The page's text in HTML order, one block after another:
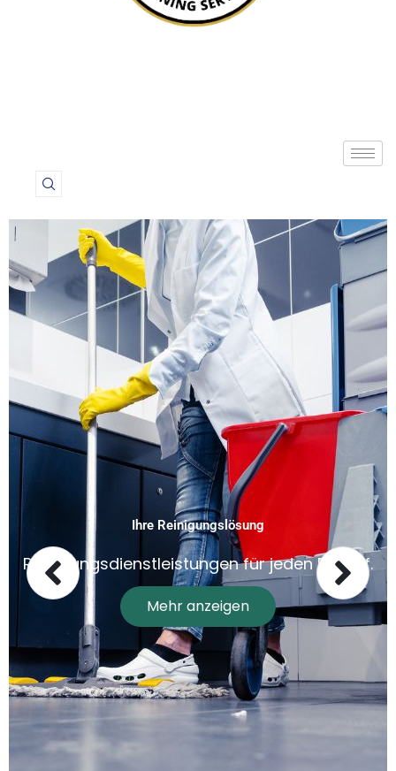
Ihre Reinigungslösung
Reinigungsdienstleistungen für jeden Bedarf.
Mehr anzeigen